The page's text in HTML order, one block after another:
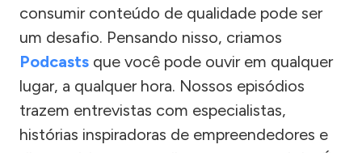
consumir conteúdo de qualidade pode ser
um desafio. Pensando nisso, criamos
Podcasts que você pode ouvir em qualquer
lugar, a qualquer hora. Nossos episódios
trazem entrevistas com especialistas,
histórias inspiradoras de empreendedores e